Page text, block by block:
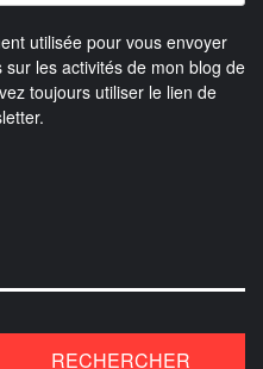
utilisée pour vous envoyer
les activités de mon blog de
toujours utiliser le lien de